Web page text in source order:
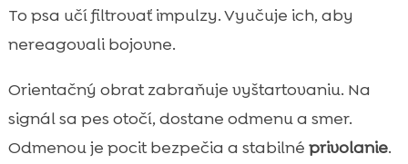
To psa učí filtrovať impulzy. Vyučuje ich, aby
nereagovali bojovne.
Orientačný obrat zabraňuje vyštartovaniu. Na
signál sa pes otočí, dostane odmenu a smer.
Odmenou je pocit bezpečia a stabilné privolanie.